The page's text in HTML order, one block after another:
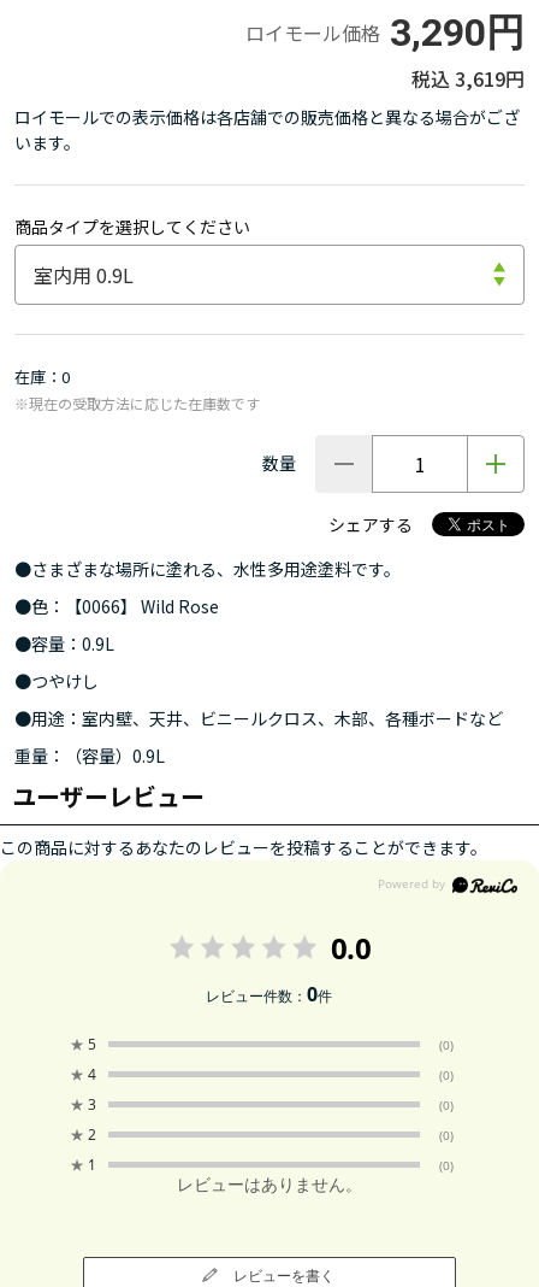
ロイモール価格 3,290円
3,619円
ロイモールでの表示価格は各店舗での販売価格と異なる場合がござ
います。
商品タイプを選択してください
在庫 0
※現在の受取方法に応じた在庫数です
数量
シェアする
●さまざまな場所に塗れる、水性多用途塗料です。
●色：【0066】 Wild Rose
●容量：0.9L
●つやけし
●用途：室内壁、天井、ビニールクロス、木部、各種ボードなど
重量：（容量）0.9L
ユーザーレビュー
この商品に対するあなたのレビューを投稿することができます。
0.0
レビュー件数：0件
★ 5 (0)
★ 4 (0)
★ 3 (0)
★ 2 (0)
★ 1 (0)
レビューはありません。
レビューを書く